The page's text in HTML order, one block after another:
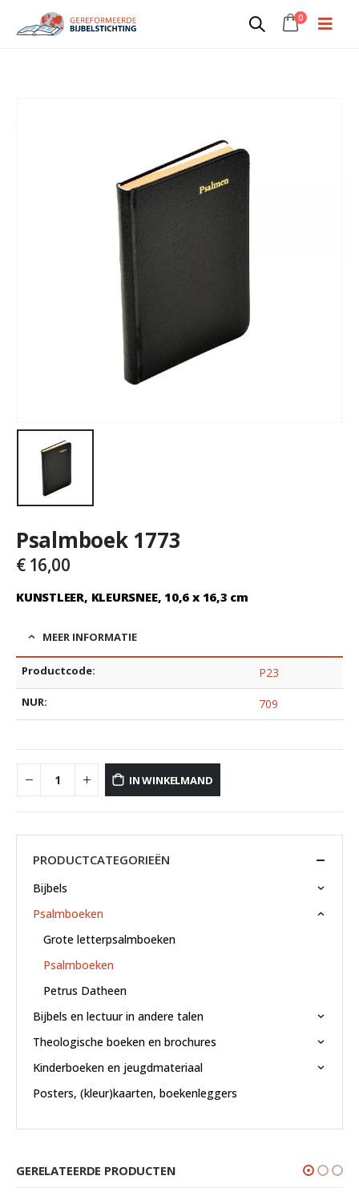
0
Psalmboek 1773
€ 16,00
KUNSTLEER, KLEURSNEE, 10,6 x 16,3 cm
MEER INFORMATIE
Productcode: P23
NUR: 709
IN WINKELMAND
PRODUCTCATEGORIEËN
Bijbels
Psalmboeken
Grote letterpsalmboeken
Psalmboeken
Petrus Datheen
Bijbels en lectuur in andere talen
Theologische boeken en brochures
Kinderboeken en jeugdmateriaal
Posters, (kleur)kaarten, boekenleggers
GERELATEERDE PRODUCTEN